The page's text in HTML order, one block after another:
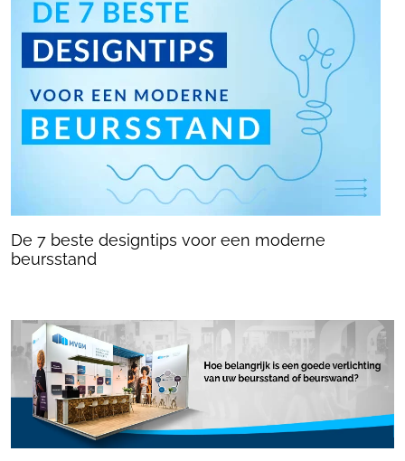
De 7 beste designtips voor een moderne
beursstand